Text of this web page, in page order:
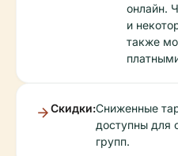
онлайн.
и
также
Скидки:Сниженные
доступны для
групп.